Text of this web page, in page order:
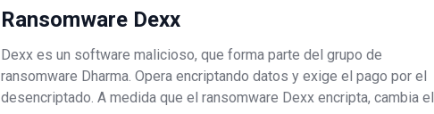
Ransomware Dexx
Dexx es un software malicioso, que forma parte del grupo de
ransomware Dharma. Opera encriptando datos y exige el pago por el
desencriptado. A medida que el ransomware Dexx encripta, cambia el